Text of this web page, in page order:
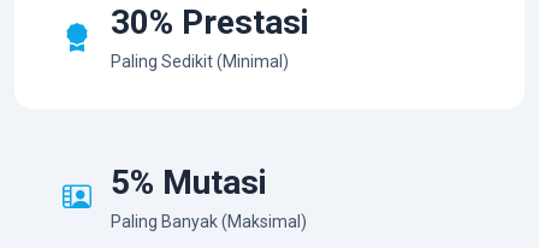
30% Prestasi
Paling Sedikit (Minimal)
5% Mutasi
Paling Banyak (Maksimal)